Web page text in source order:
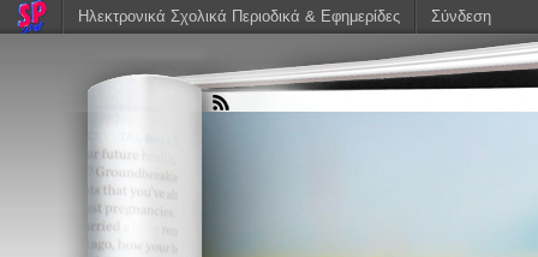
Ηλεκτρονικά Σχολικά Περιοδικά & Εφημερίδες Σύνδεση